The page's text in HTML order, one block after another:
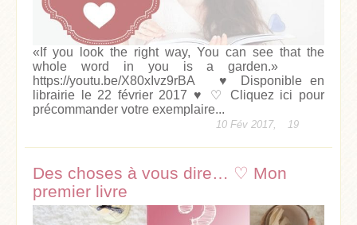
«If you look the right way, You can see that the
whole word in you is a garden.»
https://youtu.be/X80xIvz9rBA ♥ Disponible en
librairie le 22 février 2017 ♥ ♡ Cliquez ici pour
précommander votre exemplaire...
10 Fév 2017, 19
Des choses à vous dire… ♡ Mon
premier livre